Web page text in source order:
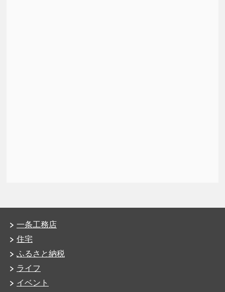
一条工務店
住宅
ふるさと納税
ライフ
イベント